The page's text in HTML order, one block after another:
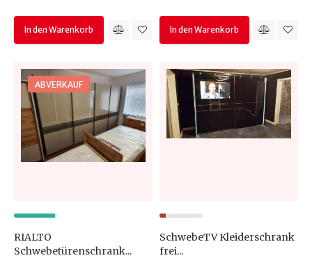
In den Warenkorb In den Warenkorb
ABVERKAUF
RIALTO
Schwebetürenschrank...
SchwebeTV Kleiderschrank
frei...